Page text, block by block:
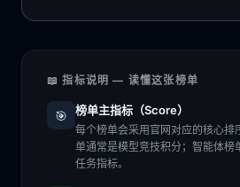
📖 指标说明 — 读懂这张榜单
🎯 榜单主指标（Score）
每个榜单会采用官网对应的核心排
单通常是模型竞技积分；智能体榜
任务指标。